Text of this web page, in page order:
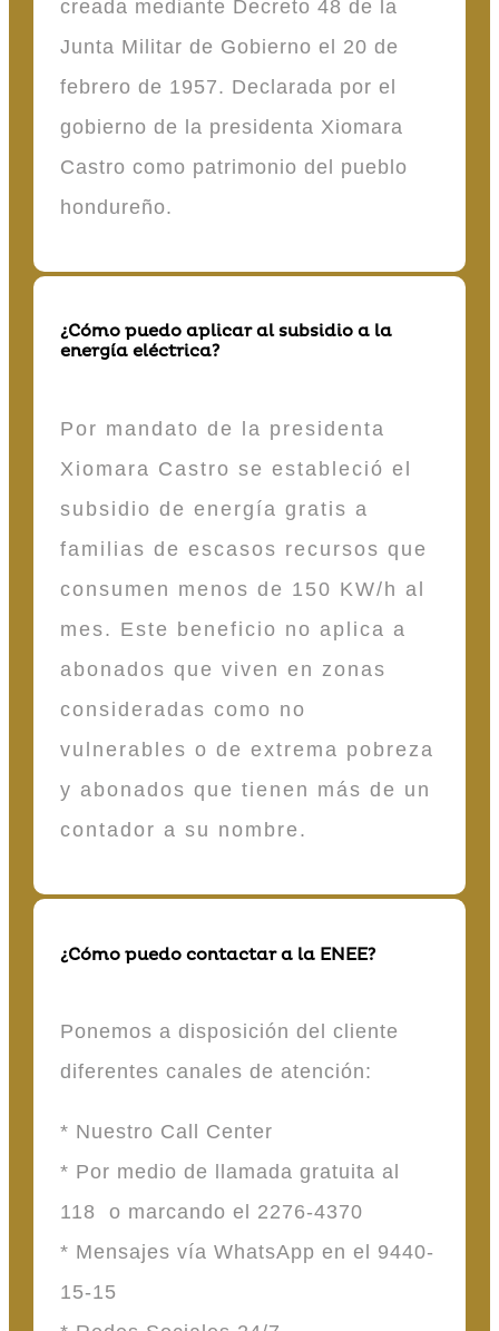
creada mediante Decreto 48 de la
Junta Militar de Gobierno el 20 de
febrero de 1957. Declarada por el
gobierno de la presidenta Xiomara
Castro como patrimonio del pueblo
hondureño.
¿Cómo puedo aplicar al subsidio a la
energía eléctrica?
Por mandato de la presidenta
Xiomara Castro se estableció el
subsidio de energía gratis a
familias de escasos recursos que
consumen menos de 150 KW/h al
mes. Este beneficio no aplica a
abonados que viven en zonas
consideradas como no
vulnerables o de extrema pobreza
y abonados que tienen más de un
contador a su nombre.
¿Cómo puedo contactar a la ENEE?
Ponemos a disposición del cliente
diferentes canales de atención:
* Nuestro Call Center
* Por medio de llamada gratuita al
118 o marcando el 2276-4370
* Mensajes vía WhatsApp en el 9440-
15-15